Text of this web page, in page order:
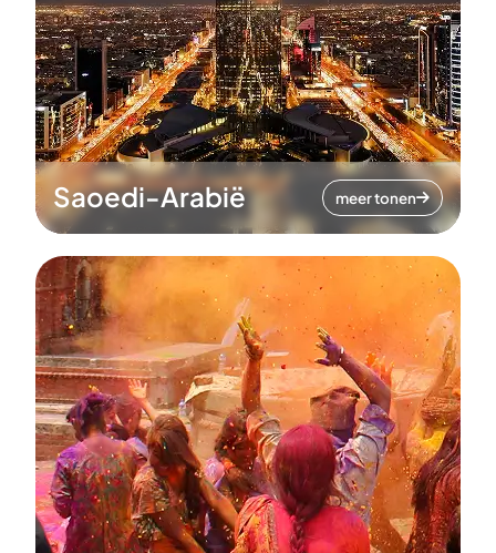
Saoedi-Arabië meer tonen